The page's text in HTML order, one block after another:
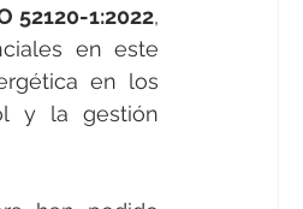
52120-1:2022,
en este
en los
y la gestión